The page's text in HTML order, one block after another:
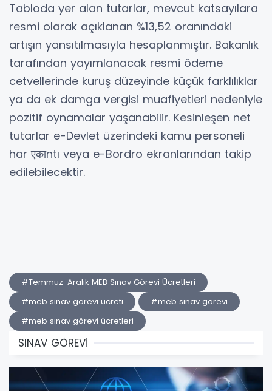
Tabloda yer alan tutarlar, mevcut katsayılara
resmi olarak açıklanan %13,52 oranındaki
artışın yansıtılmasıyla hesaplanmıştır. Bakanlık
tarafından yayımlanacak resmi ödeme
cetvellerinde kuruş düzeyinde küçük farklılıklar
ya da ek damga vergisi muafiyetleri nedeniyle
pozitif oynamalar yaşanabilir. Kesinleşen net
tutarlar e-Devlet üzerindeki kamu personeli
harएकाntı veya e-Bordro ekranlarından takip
edilebilecektir.
#Temmuz-Aralık MEB Sınav Görevi Ücretleri
#meb sınav görevi ücreti
#meb sınav görevi
#meb sınav görevi ücretleri
SINAV GÖREVİ